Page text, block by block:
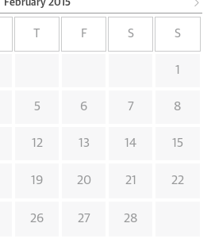
February 2015
F S S
1
5 6 7 8
12 13 14 15
19 20 21 22
26 27 28